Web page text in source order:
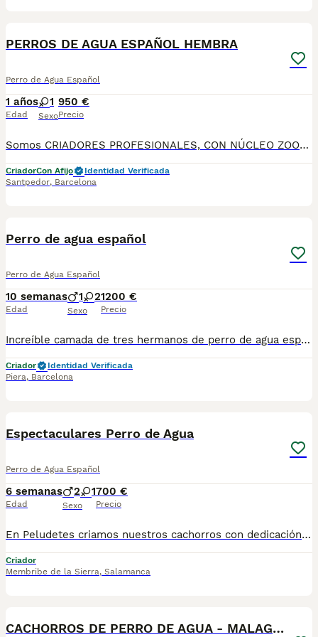
PERROS DE AGUA ESPAÑOL HEMBRA
Perro de Agua Español
1 años
Edad
1
Sexo
950 €
Precio
Somos CRIADORES PROFESIONALES, CON NÚCLEO ZOOLÓGICO PROPIO. Seleccionamos para tener los mejores ejemplares tanto a nivel morfología como a nivel de salud y comportamiento. Nuestros cachorros crecen en un ambiente familiar, con unas condiciones higiénico-sanitarias excepcionales y totalmente socializados, tanto con otros animales como con las personas, para garantizar su bienestar animal. No dudes en consultar sobre disponibilidad de entrega, reserva y sus características, Nuestros cachorros se entregan: DESPARASITADOS INTERNA Y EXTERNAMENTE CON SUS VACUNAS AL DÍA CORRESPONDIENTES POR EDAD CARTILLA DE VACUNACIÓN Y GARANTIA COMPLETA DE SALUD ( VÍRICAS, GENÉTICAS Y HEREDITARIAS) POR ESCRITO! PARA MAS INFORMACIÓN, FOTOS/VIDEOS O CONSULTAS LLAMANOS POSIBILIDAD DE ENTREGA PERSONALIZADA A DOMICILIO EN TODO EL TERRITORIO NACIONAL.
CriadorCon Afijo
Identidad Verificada
Santpedor, Barcelona
Perro de agua español
Perro de Agua Español
10 semanas
Edad
1 2
Sexo
1200 €
Precio
Increíble camada de tres hermanos de perro de agua español disponibles . Centro Canino Vallbonica es mucho más que un centro de cría , es un equipo amante de los animales y apasionados con su trabajo y muy comprometidos con el bienestar animal. Somos Criadores directos, sin intermediarios, con más de 20 años de experiencia y Apostamos por una cría responsable y una cuidada selección de nuestros progenitores. TODOS nuestros bebés nacen y se crían en nuestras instalaciones rodeados de naturaleza y cariño , asegurando así un correcto desarrollo y una magnífica socialización, consiguiendo en cada ejemplar un carácter juguetón y extrovertido algo primordial para su adaptación como un miembro más en tu familia . Se entregan con carnet de vacunas correspondiente a su edad , desparasitados y microchip implantado y activado en registro de Anicom. Facilitamos junto al cachorro contrato de compra con garantías víricas de 15 días y congénitas de 1 año . Contamos con un gran equipo de profesionales entre los que se encuentran educadores, auxiliares y Veterinarios ofreciendo los controles sanitarios necesarios así como continua vigilancia asesorándote durante todos el proceso y al llegar a casa. Hacemos envíos a toda España con empresa de transporte privado, proporcionando un viaje confortable y ofreciendo las atenciones necesarias a nuestros bebés . Nuestros precios son REALES ( incluye el IVA) y sin sorpresas finales . Si estás interesado en alguno de nuestros ejemplares solicita información sin compromiso. También atendemos vía WhatsApp ☎️722269698 - 722374274 📍Piera (Barcelona)
Criador
Identidad Verificada
Piera, Barcelona
Espectaculares Perro de Agua
Perro de Agua Español
6 semanas
Edad
2 1
Sexo
700 €
Precio
En Peludetes criamos nuestros cachorros con dedicación y cariño para que lleguen a su nuevo hogar sanos, equilibrados y perfectamente socializados. ✨ Perro de Agua Español 💶 700 € Cada cachorro se entrega con: ✔ Microchip ✔ Cartilla sanitaria ✔ Vacunas correspondientes a su edad ✔ Desparasitación interna y externa ✔ Revisión veterinaria ✔ Garantía sanitaria El Perro de Agua Español es una raza inteligente, obediente, cariñosa y muy versátil. Se adapta tanto a familias con niños como a personas activas que buscan un compañero fiel. 📸 Enviamos fotos y vídeos actualizados. 📍 Puedes venir a conocer a los cachorros antes de decidirte.
Criador
Membribe de la Sierra, Salamanca
CACHORROS DE PERRO DE AGUA - MALAGA - MARBELLA